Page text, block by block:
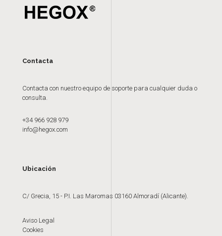
Contacta
Contacta con nuestro equipo de soporte para cualquier duda o
consulta.
+34 966 928 979
info@hegox.com
Ubicación
C/ Grecia, 15 - P.I. Las Maromas 03160 Almoradí (Alicante).
Aviso Legal
Cookies